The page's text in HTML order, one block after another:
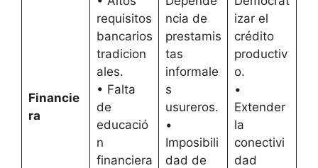
Financie
ra
requisitos
bancarios
tradicion
ales.
• Falta
de
educació
n
financiera
ncia de
prestamis
tas
informale
s
usureros.
•
Imposibili
dad de
izar el
crédito
productiv
o.
•
Extender
la
conectivi
dad